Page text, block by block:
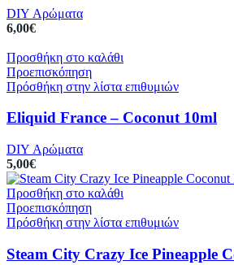
DIY Αρώματα
6,00€
Προσθήκη στο καλάθι
Προεπισκόπηση
Πρόσθήκη στην λίστα επιθυμιών
Eliquid France – Coconut 10ml
DIY Αρώματα
5,00€
Προσθήκη στο καλάθι
Προεπισκόπηση
Πρόσθήκη στην λίστα επιθυμιών
Steam City Crazy Ice Pineapple